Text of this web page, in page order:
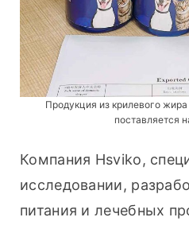
Продукция из крилевого
поставляется
Компания Hsviko,
исследовании,
питания и лечебных